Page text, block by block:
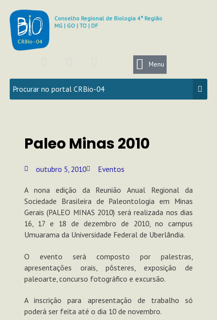
para
conteúdo
Conselho Regional de Biologia 4ª Região
MG | GO | TO | DF
c
e
b
k
s
t
a
a
m
u
t
u
Menu
Paleo Minas 2010
outubro 5, 2010 Eventos
A nona edição da Reunião Anual Regional da
Sociedade Brasileira de Paleontologia em Minas
Gerais (PALEO MINAS 2010) será realizada nos dias
16, 17 e 18 de dezembro de 2010, no campus
Umuarama da Universidade Federal de Uberlândia.
O evento será composto por palestras,
apresentações orais, pôsteres, exposição de
paleoarte, concurso fotográfico e excursão.
A inscrição para apresentação de trabalho só
poderá ser feita até o dia 10 de novembro.